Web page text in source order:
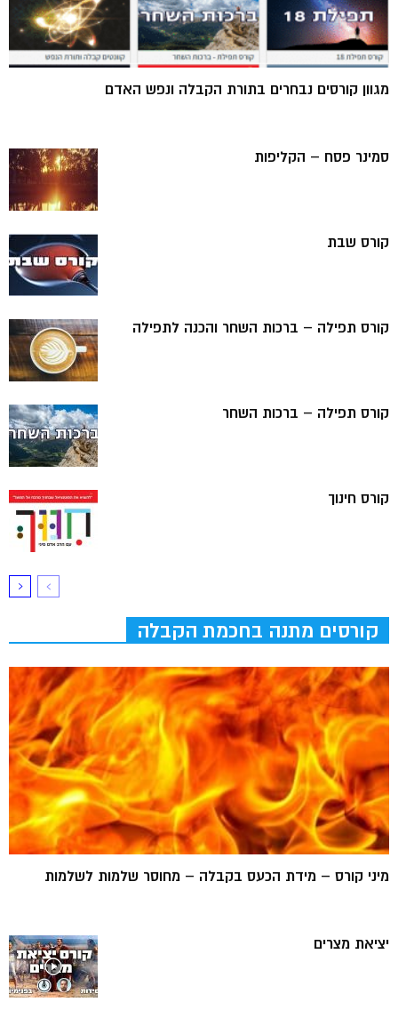
מגוון קורסים נבחרים בתורת הקבלה ונפש האדם
סמינר פסח – הקליפות
קורס שבת
קורס תפילה – ברכות השחר והכנה לתפילה
קורס תפילה – ברכות השחר
קורס חינוך
קורסים מתנה בחכמת הקבלה
מיני קורס – מידת הכעס בקבלה – מחוסר שלמות לשלמות
יציאת מצרים